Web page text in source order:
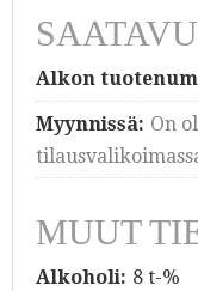
Alkon
Myynnissä: On
MUUT
Alkoholi: 8 t-%